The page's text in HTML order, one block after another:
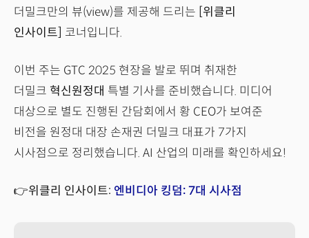
더밀크만의 뷰(view)를 제공해 드리는 [위클리
인사이트] 코너입니다.
이번 주는 GTC 2025 현장을 발로 뛰며 취재한
더밀크 혁신원정대 특별 기사를 준비했습니다. 미디어
대상으로 별도 진행된 간담회에서 황 CEO가 보여준
비전을 원정대 대장 손재권 더밀크 대표가 7가지
시사점으로 정리했습니다. AI 산업의 미래를 확인하세요!
👉위클리 인사이트: 엔비디아 킹덤: 7대 시사점